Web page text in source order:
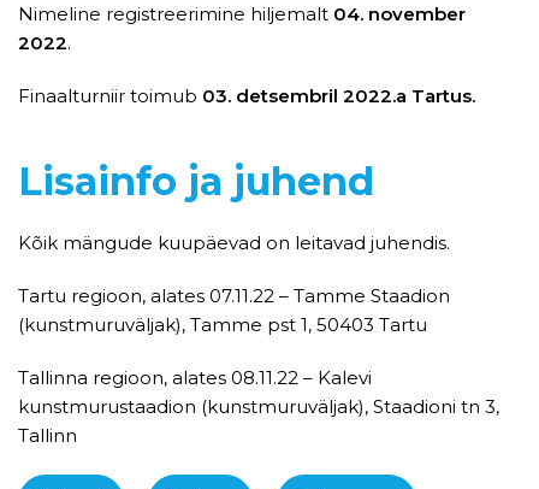
Nimeline registreerimine hiljemalt 04. november
2022.
Finaalturniir toimub 03. detsembril 2022.a Tartus.
Lisainfo ja juhend
Kõik mängude kuupäevad on leitavad juhendis.
Tartu regioon, alates 07.11.22 – Tamme Staadion
(kunstmuruväljak), Tamme pst 1, 50403 Tartu
Tallinna regioon, alates 08.11.22 – Kalevi
kunstmurustaadion (kunstmuruväljak), Staadioni tn 3,
Tallinn